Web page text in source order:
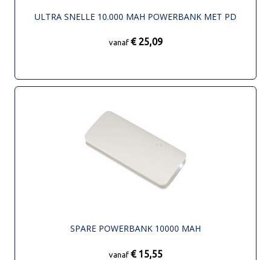
ULTRA SNELLE 10.000 MAH POWERBANK MET PD
vanaf € 25,09
SPARE POWERBANK 10000 MAH
vanaf € 15,55